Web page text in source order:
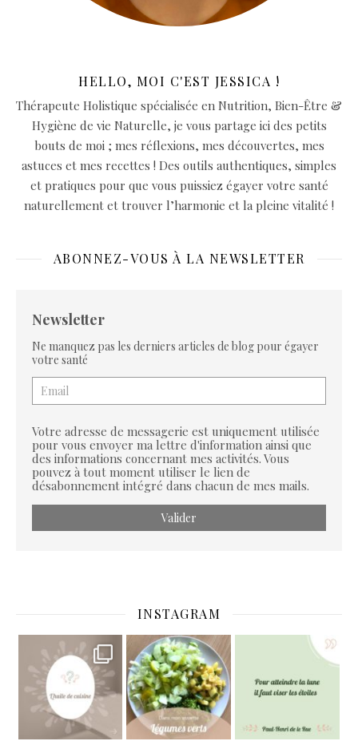
HELLO, MOI C'EST JESSICA !
Thérapeute Holistique spécialisée en Nutrition, Bien-Être &
Hygiène de vie Naturelle, je vous partage ici des petits
bouts de moi ; mes réflexions, mes découvertes, mes
astuces et mes recettes ! Des outils authentiques, simples
et pratiques pour que vous puissiez égayer votre santé
naturellement et trouver l’harmonie et la pleine vitalité !
ABONNEZ-VOUS À LA NEWSLETTER
Newsletter
Ne manquez pas les derniers articles de blog pour égayer
votre santé
Votre adresse de messagerie est uniquement utilisée
pour vous envoyer ma lettre d'information ainsi que
des informations concernant mes activités. Vous
pouvez à tout moment utiliser le lien de
désabonnement intégré dans chacun de mes mails.
INSTAGRAM